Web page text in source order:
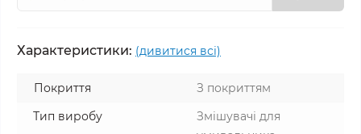
Характеристики: (дивитися всі)
Покриття
З покриттям
Тип виробу
Змішувачі для